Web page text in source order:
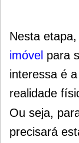
Nesta
imóvel para
interessa é
realidade
Ou seja,
precisará